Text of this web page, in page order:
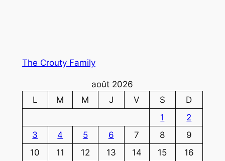
The Crouty Family
août 2026
L
M M J V S
D
1
2
3
4 5 6 7 8
9
10
11 12 13 14 15
16